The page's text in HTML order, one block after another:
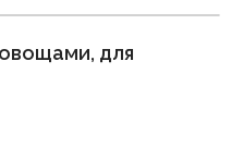
для